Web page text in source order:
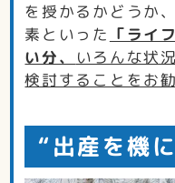
を授かるかどうか
素といった 「ライ
い分、
いろんな状
検討することをお
“出産を機